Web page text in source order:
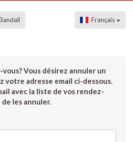
Français
Vous désirez annuler un
votre adresse email ci-dessous.
avec la liste de vos rendez-
les annuler.